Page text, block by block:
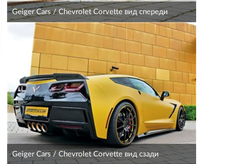
Geiger Cars / Chevrolet Corvette вид спереди
Geiger Cars / Chevrolet Corvette вид сзади